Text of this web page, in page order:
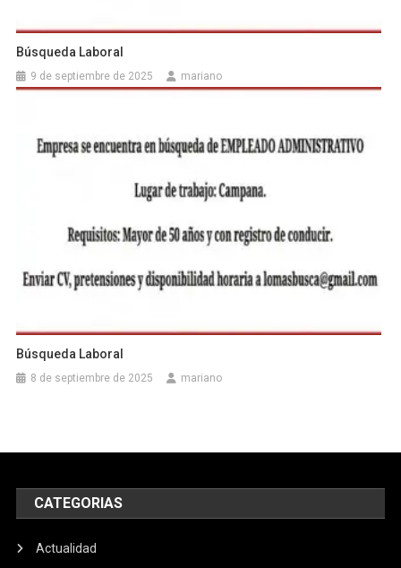
Búsqueda Laboral
9 de septiembre de 2025 mariano
Búsqueda Laboral
8 de septiembre de 2025 mariano
CATEGORIAS
Actualidad